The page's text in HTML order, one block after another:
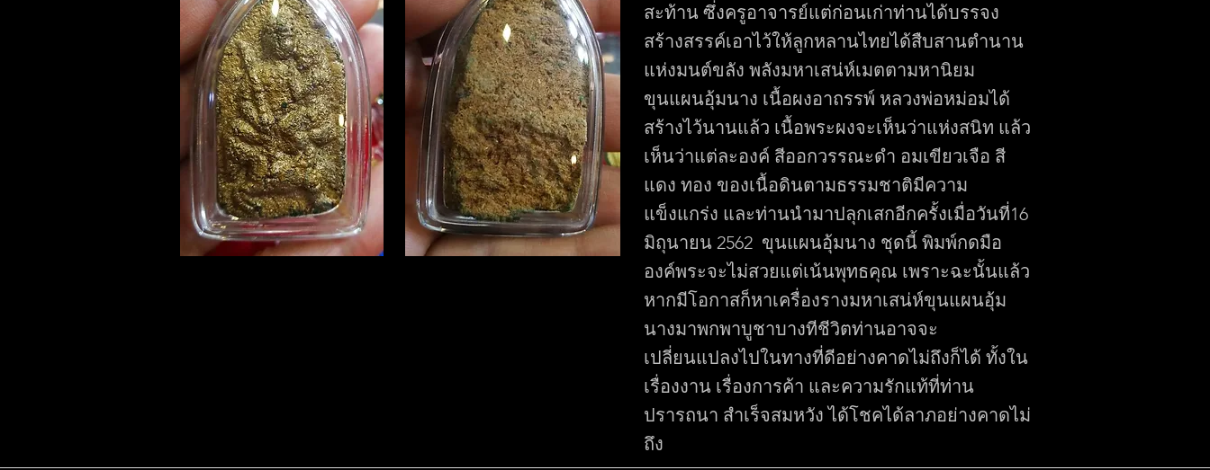
สะท้าน ซึ่งครูอาจารย์แต่ก่อนเก่าท่านได้บรรจง
สร้างสรรค์เอาไว้ให้ลูกหลานไทยได้สืบสานตำนาน
แห่งมนต์ขลัง พลังมหาเสน่ห์เมตตามหานิยม
ขุนแผนอุ้มนาง เนื้อผงอาถรรพ์ หลวงพ่อหม่อมได้
สร้างไว้นานแล้ว เนื้อพระผงจะเห็นว่าแห่งสนิท แล้ว
เห็นว่าแต่ละองค์ สีออกวรรณะดำ อมเขียวเจือ สี
แดง ทอง ของเนื้อดินตามธรรมชาติมีความ
แข็งแกร่ง และท่านนำมาปลุกเสกอีกครั้งเมื่อวันที่16
มิถุนายน 2562 ขุนแผนอุ้มนาง ชุดนี้ พิมพ์กดมือ
องค์พระจะไม่สวยแต่เน้นพุทธคุณ เพราะฉะนั้นแล้ว
หากมีโอกาสก็หาเครื่องรางมหาเสน่ห์ขุนแผนอุ้ม
นางมาพกพาบูชาบางทีชีวิตท่านอาจจะ
เปลี่ยนแปลงไปในทางที่ดีอย่างคาดไม่ถึงก็ได้ ทั้งใน
เรื่องงาน เรื่องการค้า และความรักแท้ที่ท่าน
ปรารถนา สำเร็จสมหวัง ได้โชคได้ลาภอย่างคาดไม่
ถึง